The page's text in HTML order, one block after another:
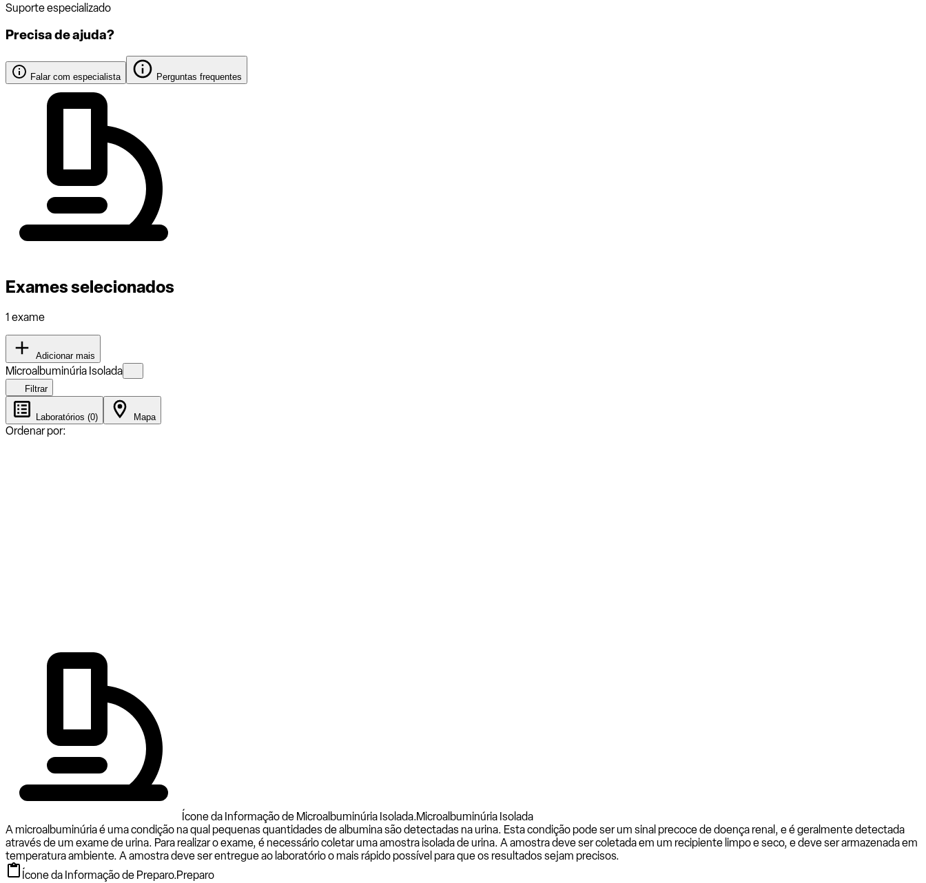
Suporte especializado
Precisa de ajuda?
Falar com especialista Perguntas frequentes
Exames selecionados
1 exame
Adicionar mais
Microalbuminúria Isolada
Filtrar
Laboratórios (0) Mapa
Ordenar por:
Ícone da Informação de Microalbuminúria Isolada.Microalbuminúria Isolada
A microalbuminúria é uma condição na qual pequenas quantidades de albumina são detectadas na urina. Esta condição pode ser um sinal precoce de doença renal, e é geralmente detectada
através de um exame de urina. Para realizar o exame, é necessário coletar uma amostra isolada de urina. A amostra deve ser coletada em um recipiente limpo e seco, e deve ser armazenada em
temperatura ambiente. A amostra deve ser entregue ao laboratório o mais rápido possível para que os resultados sejam precisos.
Ícone da Informação de Preparo.Preparo